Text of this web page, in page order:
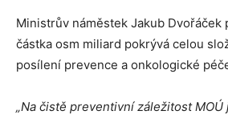
Ministrův náměstek Jakub Dvořáček
částka osm miliard pokrývá celou
posílení prevence a onkologické
„Na čistě preventivní záležitost